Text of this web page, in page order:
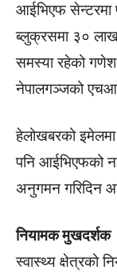
आईभिएफ
ब्लुक्रसमा ३०
समस्या रहेको
नेपालगञ्जको
हेलोखबरको
पनि आईभिएफको
अनुगमन गरिदिन
नियामक मुखदर्शक
स्वास्थ्य क्षेत्रको